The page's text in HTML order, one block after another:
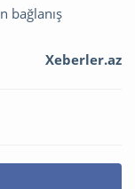
bağlanış
Xeberler.az